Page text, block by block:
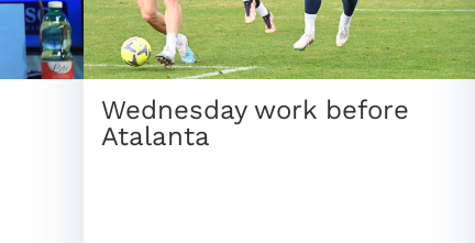
Wednesday work before
Atalanta